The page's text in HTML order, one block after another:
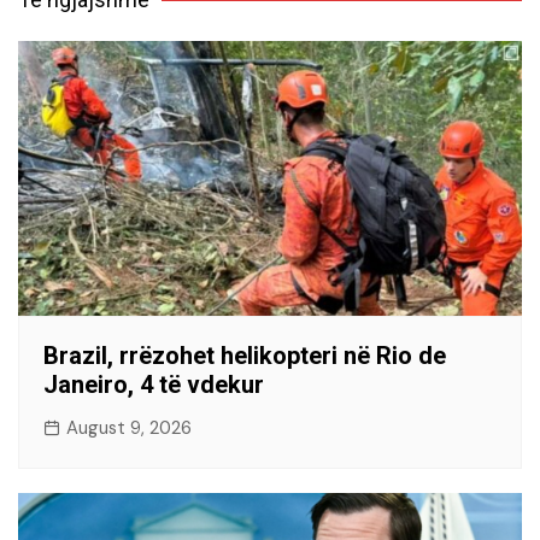
Brazil, rrëzohet helikopteri në Rio de
Janeiro, 4 të vdekur
August 9, 2026